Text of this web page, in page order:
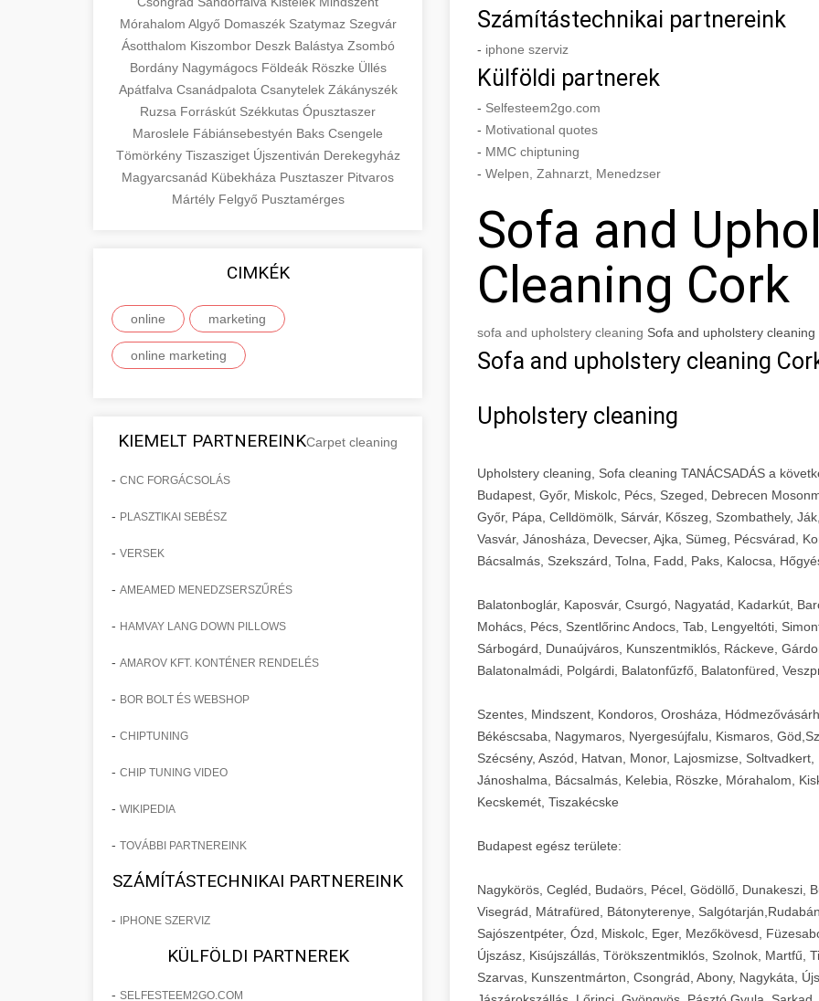
Mórahalom Algyő Domaszék Szatymaz Szegvár
Ásotthalom Kiszombor Deszk Balástya Zsombó
Bordány Nagymágocs Földeák Röszke Üllés
Apátfalva Csanádpalota Csanytelek Zákányszék
Ruzsa Forráskút Székkutas Ópusztaszer
Maroslele Fábiánsebestyén Baks Csengele
Tömörkény Tiszasziget Újszentiván Derekegyház
Magyarcsanád Kübekháza Pusztaszer Pitvaros
Mártély Felgyő Pusztamérges
CIMKÉK
online marketing
online marketing
KIEMELT PARTNEREINKCarpet cleaning
- CNC FORGÁCSOLÁS
- PLASZTIKAI SEBÉSZ
- VERSEK
- AMEAMED MENEDZSERSZŰRÉS
- HAMVAY LANG DOWN PILLOWS
- AMAROV KFT. KONTÉNER RENDELÉS
- BOR BOLT ÉS WEBSHOP
- CHIPTUNING
- CHIP TUNING VIDEO
- WIKIPEDIA
- TOVÁBBI PARTNEREINK
SZÁMÍTÁSTECHNIKAI PARTNEREINK
- IPHONE SZERVIZ
KÜLFÖLDI PARTNEREK
- SELFESTEEM2GO.COM
Számítástechnikai partnereink
- iphone szerviz
Külföldi partnerek
- Selfesteem2go.com
- Motivational quotes
- MMC chiptuning
- Welpen, Zahnarzt, Menedzser
Sofa and
Cleaning Cork
sofa and upholstery cleaning Sofa and upholstery cleaning
Sofa and upholstery cleaning
Upholstery cleaning
Upholstery cleaning, Sofa cleaning TANÁCSADÁS a
Budapest, Győr, Miskolc, Pécs, Szeged, Debrecen
Győr, Pápa, Celldömölk, Sárvár, Kőszeg, Szombathely,
Vasvár, Jánosháza, Devecser, Ajka, Sümeg, Pécsvárad,
Bácsalmás, Szekszárd, Tolna, Fadd, Paks, Kalocsa,
Balatonboglár, Kaposvár, Csurgó, Nagyatád, Kadarkút,
Mohács, Pécs, Szentlőrinc Andocs, Tab, Lengyeltóti,
Sárbogárd, Dunaújváros, Kunszentmiklós, Ráckeve,
Balatonalmádi, Polgárdi, Balatonfűzfő, Balatonfüred,
Szentes, Mindszent, Kondoros, Orosháza,
Békéscsaba, Nagymaros, Nyergesújfalu, Kismaros,
Szécsény, Aszód, Hatvan, Monor, Lajosmizse,
Jánoshalma, Bácsalmás, Kelebia, Röszke, Mórahalom,
Kecskemét, Tiszakécske
Budapest egész területe:
Nagykörös, Cegléd, Budaörs, Pécel, Gödöllő, Dunakeszi,
Visegrád, Mátrafüred, Bátonyterenye,
Sajószentpéter, Ózd, Miskolc, Eger, Mezőkövesd,
Újszász, Kisújszállás, Törökszentmiklós, Szolnok, Martfű,
Szarvas, Kunszentmárton, Csongrád, Abony, Nagykáta,